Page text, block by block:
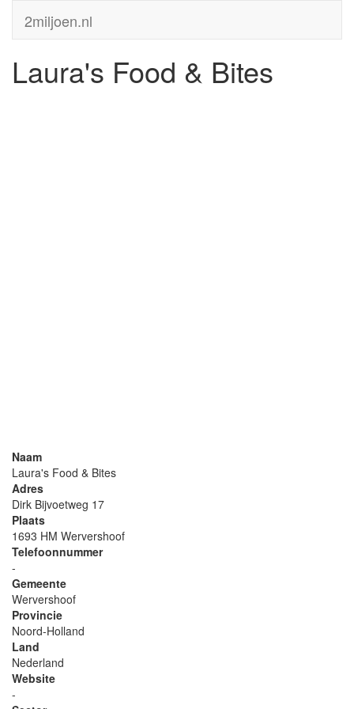
2miljoen.nl
Laura's Food & Bites
Naam
Laura's Food & Bites
Adres
Dirk Bijvoetweg 17
Plaats
1693 HM Wervershoof
Telefoonnummer
-
Gemeente
Wervershoof
Provincie
Noord-Holland
Land
Nederland
Website
-